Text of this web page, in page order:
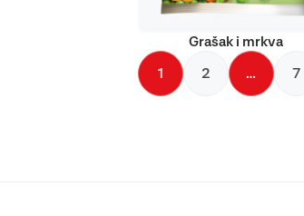
Grašak i mrkva
1 2 … 7